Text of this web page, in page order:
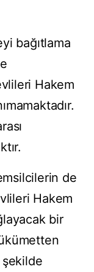
bağıtlama
Hakem
de
Hakem
bir
şekilde